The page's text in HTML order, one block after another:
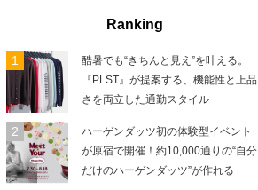
Ranking
酷暑でも“きちんと見え”を叶える。
『PLST』が提案する、機能性と上品
さを両立した通勤スタイル
ハーゲンダッツ初の体験型イベント
が原宿で開催！約10,000通りの“自分
だけのハーゲンダッツ”が作れる